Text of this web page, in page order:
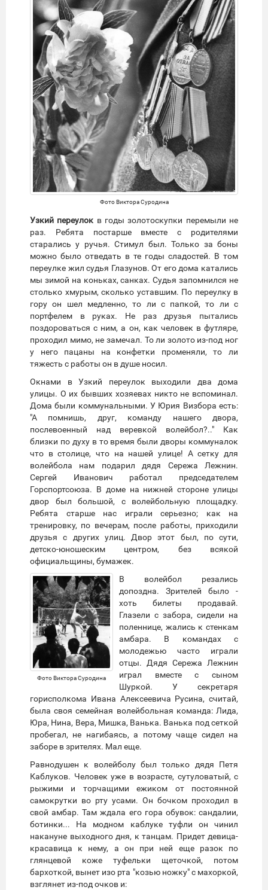
Фото Виктора Суродина
Узкий переулок в годы золотоскупки перемыли не
раз. Ребята постарше вместе с родителями
старались у ручья. Стимул был. Только за боны
можно было отведать в те годы сладостей. В том
переулке жил судья Глазунов. От его дома катались
мы зимой на коньках, санках. Судья запомнился не
столько хмурым, сколько уставшим. По переулку в
гору он шел медленно, то ли с папкой, то ли с
портфелем в руках. Не раз друзья пытались
поздороваться с ним, а он, как человек в футляре,
проходил мимо, не замечал. То ли золото из-под ног
у него пацаны на конфетки променяли, то ли
тяжесть с работы он в душе носил.
Окнами в Узкий переулок выходили два дома
улицы. О их бывших хозяевах никто не вспоминал.
Дома были коммунальными. У Юрия Визбора есть:
"А помнишь, друг, команду нашего двора,
послевоенный над веревкой волейбол?.." Как
близки по духу в то время были дворы коммуналок
что в столице, что на нашей улице! А сетку для
волейбола нам подарил дядя Сережа Лежнин.
Сергей Иванович работал председателем
Горспортсоюза. В доме на нижней стороне улицы
двор был большой, с волейбольную площадку.
Ребята старше нас играли серьезно; как на
тренировку, по вечерам, после работы, приходили
друзья с других улиц. Двор этот был, по сути,
детско-юношеским центром, без всякой
официальщины, бумажек.
Фото Виктора Суродина
В волейбол резались
допоздна. Зрителей было -
хоть билеты продавай.
Глазели с забора, сидели на
поленнице, жались к стенкам
амбара. В командах с
молодежью часто играли
отцы. Дядя Сережа Лежнин
играл вместе с сыном
Шуркой. У секретаря
горисполкома Ивана Алексеевича Русина, считай,
была своя семейная волейбольная команда: Лида,
Юра, Нина, Вера, Мишка, Ванька. Ванька под сеткой
пробегал, не нагибаясь, а потому чаще сидел на
заборе в зрителях. Мал еще.
Равнодушен к волейболу был только дядя Петя
Каблуков. Человек уже в возрасте, сутуловатый, с
рыжими и торчащими ежиком от постоянной
самокрутки во рту усами. Он бочком проходил в
свой амбар. Там ждала его гора обувок: сандалии,
ботинки... На модном каблуке туфли он чинил
накануне выходного дня, к танцам. Придет девица-
красавица к нему, а он при ней еще разок по
глянцевой коже туфельки щеточкой, потом
бархоткой, вынет изо рта "козью ножку" с махоркой,
взглянет из-под очков и: